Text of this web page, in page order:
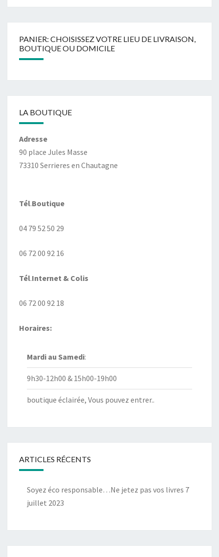
PANIER: CHOISISSEZ VOTRE LIEU DE LIVRAISON,
BOUTIQUE OU DOMICILE
LA BOUTIQUE
Adresse
90 place Jules Masse
73310 Serrieres en Chautagne
Tél.Boutique
04 79 52 50 29
06 72 00 92 16
Tél.Internet & Colis
06 72 00 92 18
Horaires:
Mardi au Samedi:
9h30-12h00 & 15h00-19h00
boutique éclairée, Vous pouvez entrer..
ARTICLES RÉCENTS
Soyez éco responsable…Ne jetez pas vos livres 7
juillet 2023